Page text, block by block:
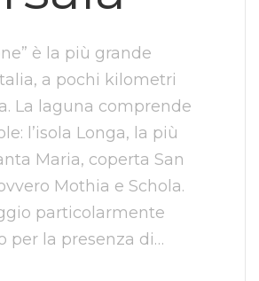
è la più grande
a pochi kilometri
La laguna comprende
l’isola Longa, la più
Maria, coperta San
Mothia e Schola.
particolarmente
per la presenza di…